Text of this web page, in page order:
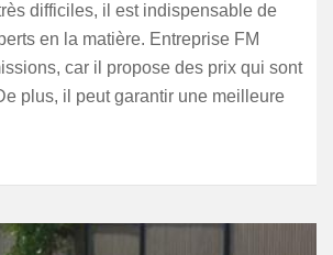
difficiles, il est indispensable de
en la matière. Entreprise FM
car il propose des prix qui sont
plus, il peut garantir une meilleure